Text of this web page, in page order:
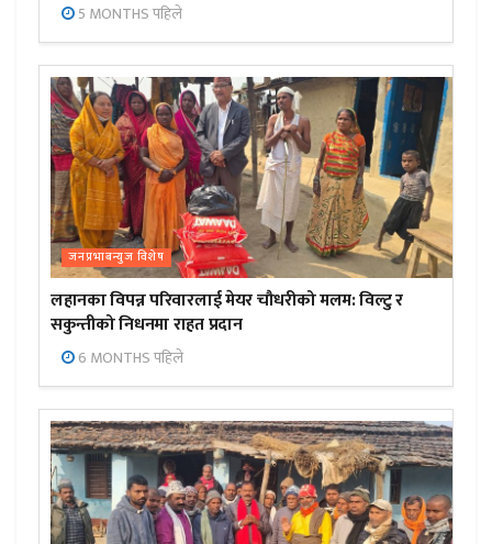
5 MONTHS पहिले
जनप्रभाबन्युज विशेष
लहानका विपन्न परिवारलाई मेयर चौधरीको मलम: विल्टु र
सकुन्तीको निधनमा राहत प्रदान
6 MONTHS पहिले